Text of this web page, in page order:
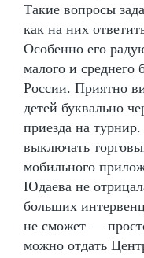
Такие вопросы
как на них
Особенно его
малого и среднего
России. Приятно
детей буквально
приезда на
выключать
мобильного
Юдаева не
больших
не сможет —
можно отдать